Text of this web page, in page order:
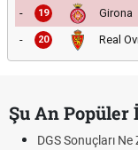
-
19 Girona
-
20 Real
Şu An
DGS Sonuçları